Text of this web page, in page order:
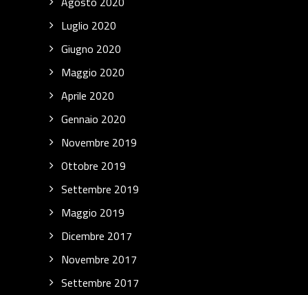
Luglio 2020
Giugno 2020
Maggio 2020
Aprile 2020
Gennaio 2020
Novembre 2019
Ottobre 2019
Settembre 2019
Maggio 2019
Dicembre 2017
Novembre 2017
Settembre 2017